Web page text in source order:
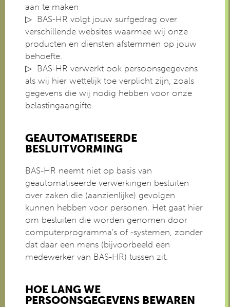
aan te maken
BAS-HR volgt jouw surfgedrag over
verschillende websites waarmee wij onze
producten en diensten afstemmen op jouw
behoefte.
BAS-HR verwerkt ook persoonsgegevens
als wij hier wettelijk toe verplicht zijn, zoals
gegevens die wij nodig hebben voor onze
belastingaangifte.
GEAUTOMATISEERDE
BESLUITVORMING
BAS-HR neemt niet op basis van
geautomatiseerde verwerkingen besluiten
over zaken die (aanzienlijke) gevolgen
kunnen hebben voor personen. Het gaat hier
om besluiten die worden genomen door
computerprogramma's of -systemen, zonder
dat daar een mens (bijvoorbeeld een
medewerker van BAS-HR) tussen zit.
HOE LANG WE
PERSOONSGEGEVENS BEWAREN